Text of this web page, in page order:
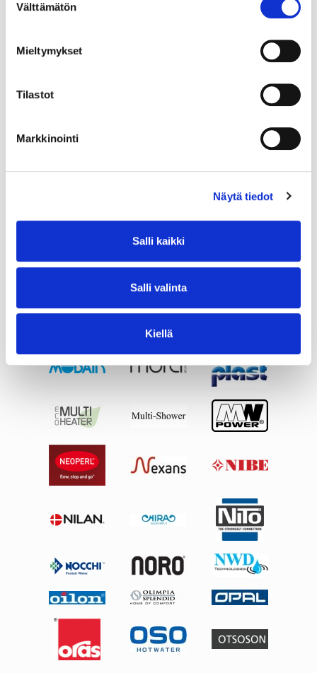
valinta
Välttämätön
Mieltymykset
Tilastot
Markkinointi
Näytä tiedot
Salli kaikki
Salli valinta
Kiellä